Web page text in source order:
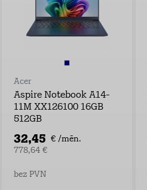
Acer
Aspire Notebook A14-
11M XX126100 16GB
512GB
32,45 € /mēn.
778,64 €
bez PVN